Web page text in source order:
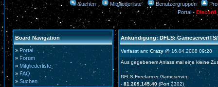
Suchen Mitgliederliste Benutzergruppen
Portal-Discord
Board Navigation
» Portal
» Forum
» Mitgliederliste
» FAQ
» Suchen
Ankündigung: DFLS: Gameserver/TS/
Verfasst am: Crazy @ 16.04.2008 09:28
Aus gegebenem Anlass mal eine kleine
DFLS Freelancer Gameserver:
- 81.209.145.40(Port 2302)